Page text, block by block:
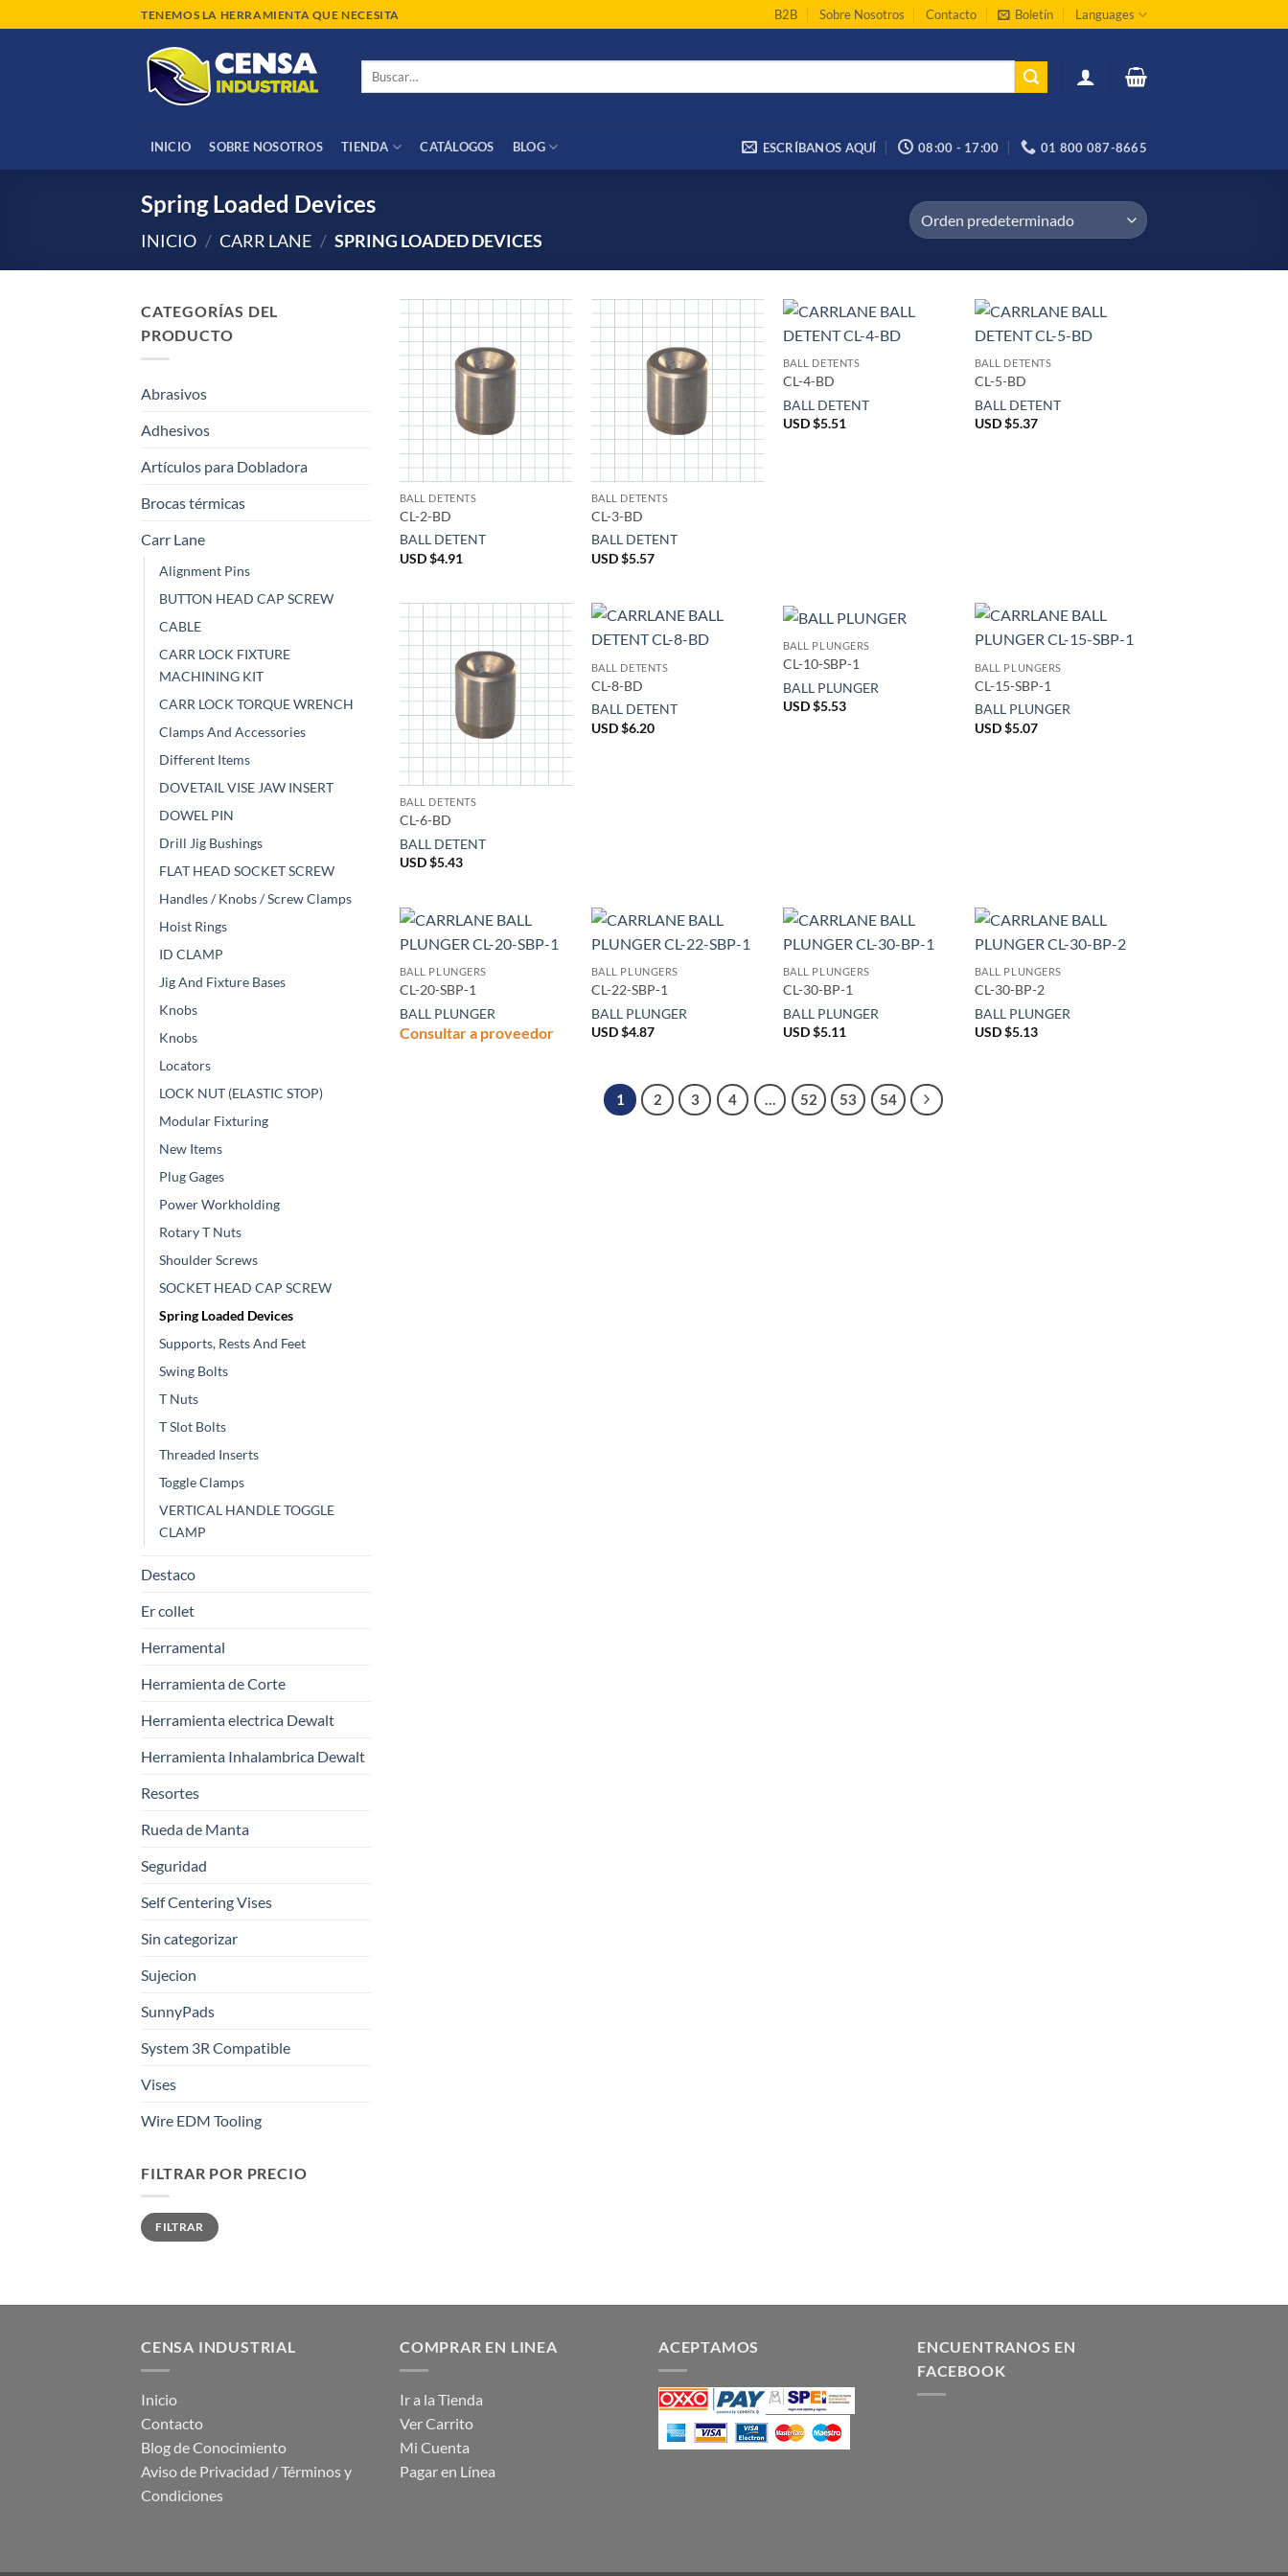
al
TENEMOS LA HERRAMIENTA QUE NECESITA B2B Sobre Nosotros Contacto Boletín Languages
Buscar
INICIO SOBRE NOSOTROS TIENDA CATÁLOGOS BLOG ESCRÍBANOS AQUÍ 08:00 - 17:00 01 800 087-8665
Spring Loaded Devices
INICIO / CARR LANE / SPRING LOADED DEVICES
CATEGORÍAS DEL
PRODUCTO
Abrasivos
Adhesivos
Artículos para Dobladora
Brocas térmicas
Carr Lane
Alignment Pins
BUTTON HEAD CAP SCREW
CABLE
CARR LOCK FIXTURE
MACHINING KIT
CARR LOCK TORQUE WRENCH
Clamps And Accessories
Different Items
DOVETAIL VISE JAW INSERT
DOWEL PIN
Drill Jig Bushings
FLAT HEAD SOCKET SCREW
Handles / Knobs / Screw Clamps
Hoist Rings
ID CLAMP
Jig And Fixture Bases
Knobs
Knobs
Locators
LOCK NUT (ELASTIC STOP)
Modular Fixturing
New Items
Plug Gages
Power Workholding
Rotary T Nuts
Shoulder Screws
SOCKET HEAD CAP SCREW
Spring Loaded Devices
Supports, Rests And Feet
Swing Bolts
T Nuts
T Slot Bolts
Threaded Inserts
Toggle Clamps
VERTICAL HANDLE TOGGLE
CLAMP
Destaco
Er collet
Herramental
Herramienta de Corte
Herramienta electrica Dewalt
Herramienta Inhalambrica Dewalt
Resortes
Rueda de Manta
Seguridad
Self Centering Vises
Sin categorizar
Sujecion
SunnyPads
System 3R Compatible
Vises
Wire EDM Tooling
FILTRAR POR PRECIO
Precio
mínimo
Precio
máximo
FILTRAR
BALL DETENTS
CL-2-BD
BALL DETENT
USD $4.91
BALL DETENTS
CL-3-BD
BALL DETENT
USD $5.57
BALL DETENTS
CL-4-BD
BALL DETENT
USD $5.51
BALL DETENTS
CL-5-BD
BALL DETENT
USD $5.37
BALL DETENTS
CL-6-BD
BALL DETENT
USD $5.43
BALL DETENTS
CL-8-BD
BALL DETENT
USD $6.20
BALL PLUNGERS
CL-10-SBP-1
BALL PLUNGER
USD $5.53
BALL PLUNGERS
CL-15-SBP-1
BALL PLUNGER
USD $5.07
BALL PLUNGERS
CL-20-SBP-1
BALL PLUNGER
Consultar a proveedor
BALL PLUNGERS
CL-22-SBP-1
BALL PLUNGER
USD $4.87
BALL PLUNGERS
CL-30-BP-1
BALL PLUNGER
USD $5.11
BALL PLUNGERS
CL-30-BP-2
BALL PLUNGER
USD $5.13
1 2 3 4 … 52 53 54
CENSA INDUSTRIAL
Inicio
Contacto
Blog de Conocimiento
Aviso de Privacidad / Términos y
Condiciones
COMPRAR EN LINEA
Ir a la Tienda
Ver Carrito
Mi Cuenta
Pagar en Línea
ACEPTAMOS
ENCUENTRANOS EN
FACEBOOK